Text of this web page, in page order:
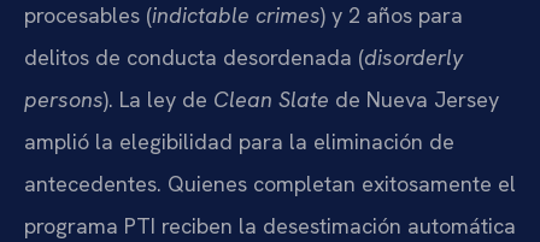
procesables (indictable crimes) y 2 años para
delitos de conducta desordenada (disorderly
persons). La ley de Clean Slate de Nueva Jersey
amplió la elegibilidad para la eliminación de
antecedentes. Quienes completan exitosamente el
programa PTI reciben la desestimación automática